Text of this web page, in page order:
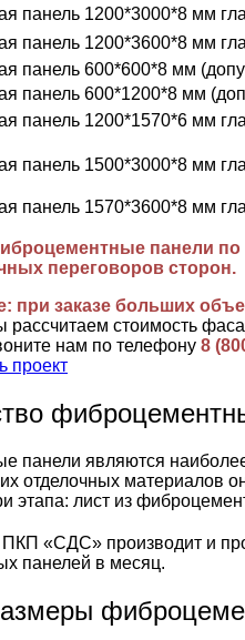
панель 1200*3000*8 мм
панель 1200*3600*8 мм
панель 600*600*8 мм
панель 600*1200*8 мм
панель 1200*1570*6 мм
панель 1500*3000*8 мм
панель 1570*3600*8 мм
панели по
переговоров сторон.
при заказе больших
рассчитаем стоимость
нам по телефону 8
проект
панели являются
отделочных материалов
этапа: лист из
«СДС» производит и
панелей в месяц.